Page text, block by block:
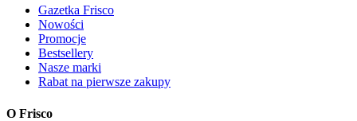
Gazetka Frisco
Nowości
Promocje
Bestsellery
Nasze marki
Rabat na pierwsze zakupy
O Frisco